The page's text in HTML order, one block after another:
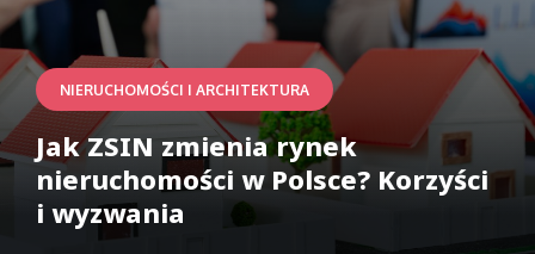
NIERUCHOMOŚCI I ARCHITEKTURA
Jak ZSIN zmienia rynek
nieruchomości w Polsce? Korzyści
i wyzwania